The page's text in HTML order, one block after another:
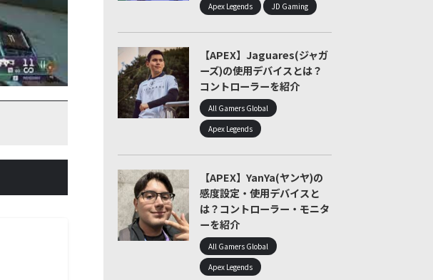
Apex Legends JD Gaming
【APEX】Jaguares(ジャガ
ーズ)の使用デバイスとは？
コントローラーを紹介
All Gamers Global
Apex Legends
【APEX】YanYa(ヤンヤ)の
感度設定・使用デバイスと
は？コントローラー・モニタ
ーを紹介
All Gamers Global
Apex Legends